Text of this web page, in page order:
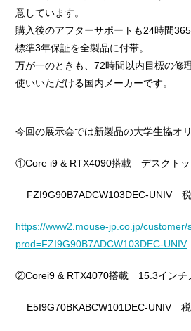
意しています。
購入後のアフターサポートも24時間
標準3年保証を全製品に付帯。
万が一のときも、72時間以内目標の修
使いいただける国内メーカーです。
今回の展示会では新製品の大学生協オ
①Core i9 & RTX4090搭載 デスクトッ
FZI9G90B7ADCW103DEC-UNIV 税
https://www2.mouse-jp.co.jp/customer/
prod=FZI9G90B7ADCW103DEC-UNIV
②Corei9 & RTX4070搭載 15.3インチ
E5I9G70BKABCW101DEC-UNIV 税